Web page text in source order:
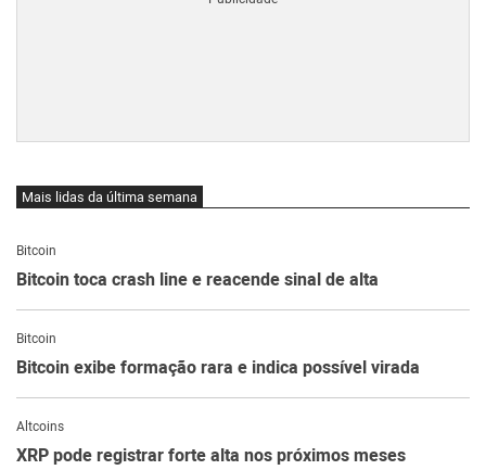
Mais lidas da última semana
Bitcoin
Bitcoin toca crash line e reacende sinal de alta
Bitcoin
Bitcoin exibe formação rara e indica possível virada
Altcoins
XRP pode registrar forte alta nos próximos meses